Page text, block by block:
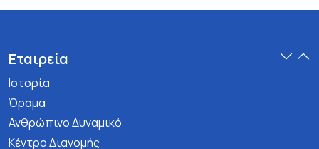
Εταιρεία
Ιστορία
Όραμα
Ανθρώπινο Δυναμικό
Κέντρο Διανομής